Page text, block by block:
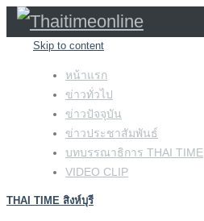
Skip to content
หน้าแรก
ข่าวทั่วไป
ข่าวปัจจุบัน
ข่าวประชาสัมพันธ์
บทบรรณาธิการ THAI TIME
VIDEO CLIP
THAI TIME สิงห์บุรี